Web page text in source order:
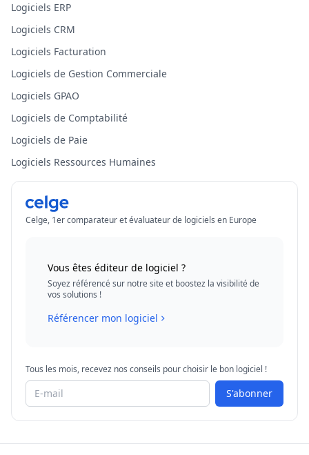
Logiciels ERP
Logiciels CRM
Logiciels Facturation
Logiciels de Gestion Commerciale
Logiciels GPAO
Logiciels de Comptabilité
Logiciels de Paie
Logiciels Ressources Humaines
Celge, 1er comparateur et évaluateur de logiciels en Europe
Vous êtes éditeur de logiciel ?
Soyez référencé sur notre site et boostez la visibilité de
vos solutions !
Référencer mon logiciel
Tous les mois, recevez nos conseils pour choisir le bon logiciel !
S'abonner